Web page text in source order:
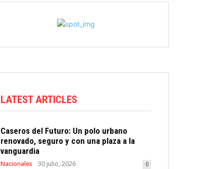
LATEST ARTICLES
Caseros del Futuro: Un polo urbano
renovado, seguro y con una plaza a la
vanguardia
Nacionales 30 julio, 2026 0